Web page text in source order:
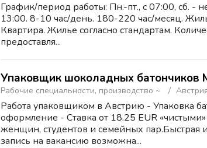
График/период работы: Пн.-пт., с 07:00, сб. -
13:00. 8-10 час/день. 180-220 час/месяц.
Квартира. Жилье согласно стандартам.
предоставля...
Упаковщик шоколадных батончиков
Рабочие специальности, производство ~
Работа упаковщиком в Австрию - Упаковка
оформление - Ставка от 18.25 EUR
женщин, студентов и семейных пар.Быстрая и
запись на вакансию возможна...